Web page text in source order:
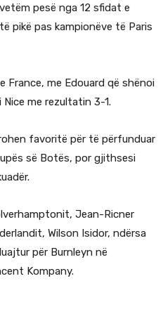
pesë nga 12 sfidat e
pikë pas kampionëve të Paris
me Edouard që shënoi
me rezultatin 3-1.
favoritë për të përfunduar
së Botës, por gjithsesi
Jean-Ricner
Wilson Isidor, ndërsa
për Burnleyn në
Kompany.